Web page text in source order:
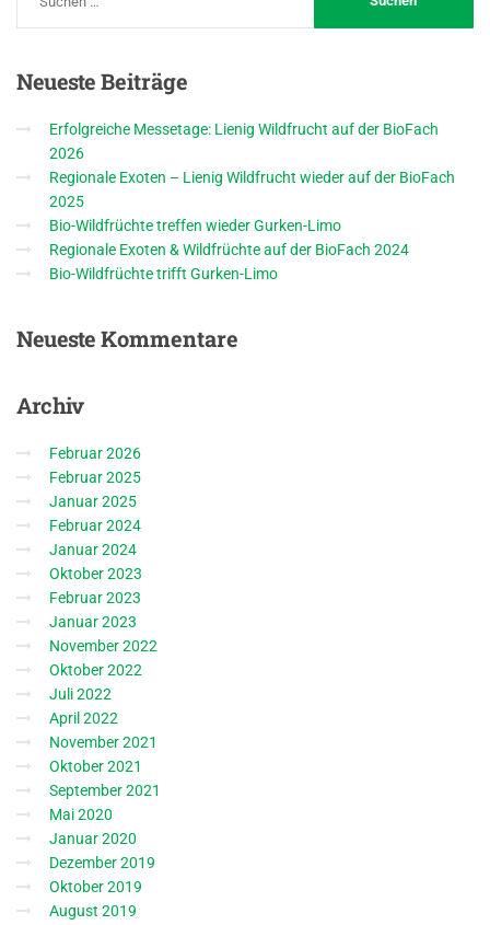
NeuesteBeiträge
Erfolgreiche Messetage: Lienig Wildfrucht auf der BioFach
2026
Regionale Exoten – Lienig Wildfrucht wieder auf der BioFach
2025
Bio-Wildfrüchte treffen wieder Gurken-Limo
Regionale Exoten & Wildfrüchte auf der BioFach 2024
Bio-Wildfrüchte trifft Gurken-Limo
NeuesteKommentare
Archiv
Februar 2026
Februar 2025
Januar 2025
Februar 2024
Januar 2024
Oktober 2023
Februar 2023
Januar 2023
November 2022
Oktober 2022
Juli 2022
April 2022
November 2021
Oktober 2021
September 2021
Mai 2020
Januar 2020
Dezember 2019
Oktober 2019
August 2019